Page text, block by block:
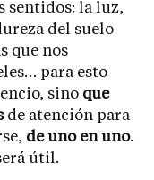
sentidos: la luz,
del suelo
que nos
para esto
sino que
de atención para
de uno en uno.
útil.